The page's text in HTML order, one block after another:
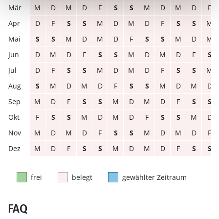
M
D M D F S S M D M D
F
D
F S S M D M D F S S
M
S
S M D M D F S S M D
M
D
M D F S S M D M D F
S
D
F S S M D M D F S S
M
S
M D M D F S S M D M
D
M
D F S S M D M D F S
S
F
S S M D M D F S S M
D
M
D M D F S S M D M D
F
M
D F S S M D M D F S S
frei belegt gewählter Zeitraum
FAQ